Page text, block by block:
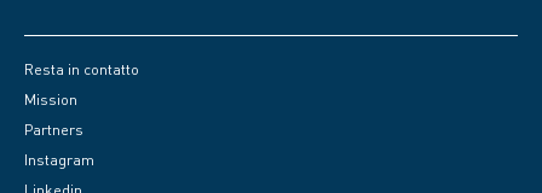
Resta in contatto
Mission
Partners
Instagram